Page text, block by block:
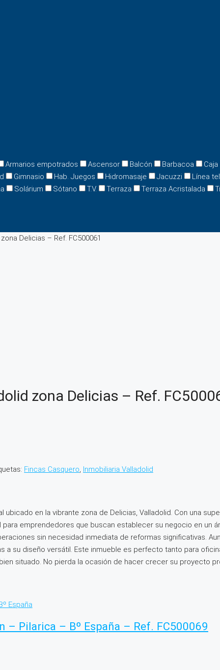
Armarios empotrados Ascensor Balcón Barbacoa
Gimnasio Hab. Juegos Hidromasaje Jacuzzi Línea
Solárium Sótano T.V. Terraza Terraza Acristalada
Delicias – Ref. FC500061
zona Delicias – Ref.
Fincas Casquero, Inmobiliaria Valladolid
en la vibrante zona de Delicias, Valladolid. Con una
emprendedores que buscan establecer su negocio en un
sin necesidad inmediata de reformas significativas.
a su diseño versátil. Este inmueble es perfecto tanto para
situado. No pierda la ocasión de hacer crecer su proyecto
– Pilarica – Bº España – Ref. FC500069